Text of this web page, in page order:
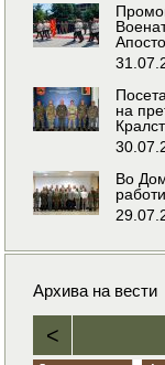
на
Во
Архива на вести
<